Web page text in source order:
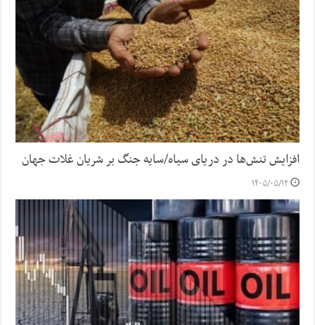
افزایش تنش‌ها در دریای سیاه/سایه جنگ بر شریان غلات جهان
۱۴۰۵/۰۵/۱۲